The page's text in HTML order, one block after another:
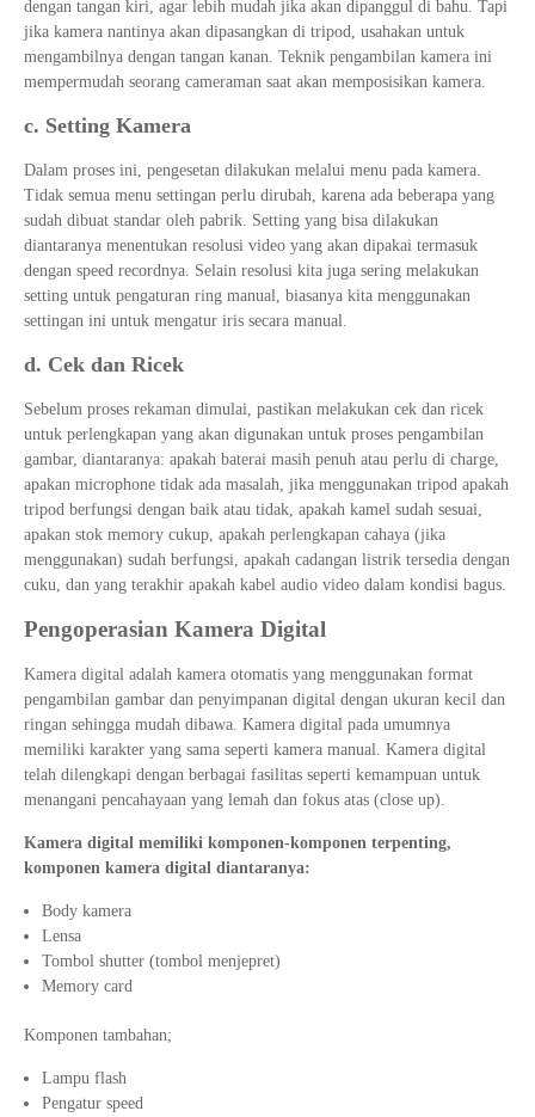
dengan tangan kiri, agar lebih mudah jika akan dipanggul di bahu. Tapi
jika kamera nantinya akan dipasangkan di tripod, usahakan untuk
mengambilnya dengan tangan kanan. Teknik pengambilan kamera ini
mempermudah seorang cameraman saat akan memposisikan kamera.
c. Setting Kamera
Dalam proses ini, pengesetan dilakukan melalui menu pada kamera.
Tidak semua menu settingan perlu dirubah, karena ada beberapa yang
sudah dibuat standar oleh pabrik. Setting yang bisa dilakukan
diantaranya menentukan resolusi video yang akan dipakai termasuk
dengan speed recordnya. Selain resolusi kita juga sering melakukan
setting untuk pengaturan ring manual, biasanya kita menggunakan
settingan ini untuk mengatur iris secara manual.
d. Cek dan Ricek
Sebelum proses rekaman dimulai, pastikan melakukan cek dan ricek
untuk perlengkapan yang akan digunakan untuk proses pengambilan
gambar, diantaranya: apakah baterai masih penuh atau perlu di charge,
apakan microphone tidak ada masalah, jika menggunakan tripod apakah
tripod berfungsi dengan baik atau tidak, apakah kamel sudah sesuai,
apakan stok memory cukup, apakah perlengkapan cahaya (jika
menggunakan) sudah berfungsi, apakah cadangan listrik tersedia dengan
cuku, dan yang terakhir apakah kabel audio video dalam kondisi bagus.
Pengoperasian Kamera Digital
Kamera digital adalah kamera otomatis yang menggunakan format
pengambilan gambar dan penyimpanan digital dengan ukuran kecil dan
ringan sehingga mudah dibawa. Kamera digital pada umumnya
memiliki karakter yang sama seperti kamera manual. Kamera digital
telah dilengkapi dengan berbagai fasilitas seperti kemampuan untuk
menangani pencahayaan yang lemah dan fokus atas (close up).
Kamera digital memiliki komponen-komponen terpenting,
komponen kamera digital diantaranya:
Body kamera
Lensa
Tombol shutter (tombol menjepret)
Memory card
Komponen tambahan;
Lampu flash
Pengatur speed